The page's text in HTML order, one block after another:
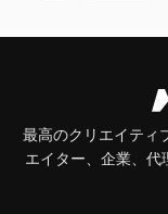
最高のクリエイティ
エイター、企業、